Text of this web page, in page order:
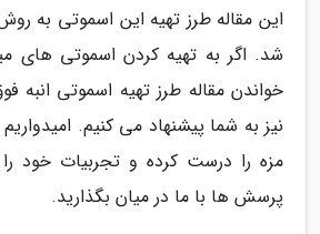
این مقاله طرز تهیه این اسموتی به
شد. اگر به تهیه کردن اسموتی های
خواندن مقاله طرز تهیه اسموتی انبه
نیز به شما پیشنهاد می کنیم.
مزه را درست کرده و تجربیات خود
پرسش ها با ما در میان بگذارید.